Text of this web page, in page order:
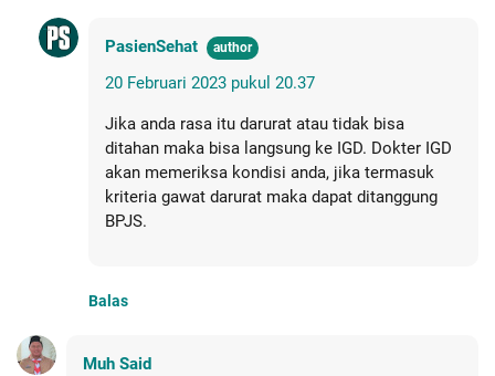
PasienSehat
20 Februari 2023 pukul 20.37
Jika anda rasa itu darurat atau tidak bisa
ditahan maka bisa langsung ke IGD. Dokter IGD
akan memeriksa kondisi anda, jika termasuk
kriteria gawat darurat maka dapat ditanggung
BPJS.
Balas
Muh Said